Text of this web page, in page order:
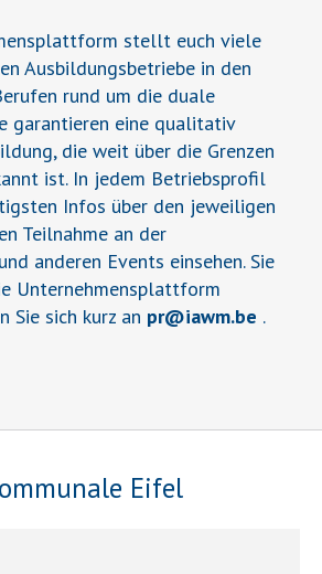
stellt euch viele
Ausbildungsbetriebe in den
rund um die duale
garantieren eine qualitativ
die weit über die Grenzen
ist. In jedem Betriebsprofil
Infos über den jeweiligen
Teilnahme an der
anderen Events einsehen. Sie
Unternehmensplattform
Sie sich kurz an pr@iawm.be .
Eifel